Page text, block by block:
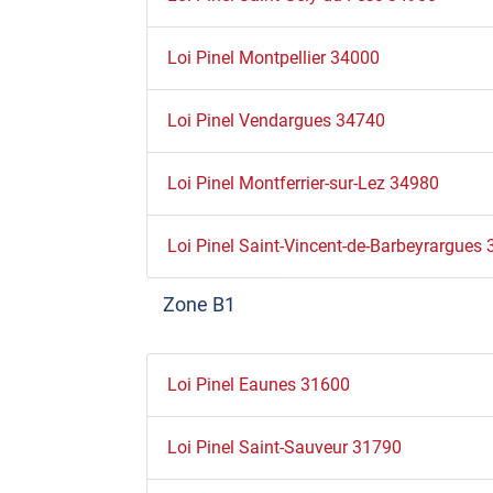
Loi Pinel Montpellier 34000
Loi Pinel Vendargues 34740
Loi Pinel Montferrier-sur-Lez 34980
Loi Pinel Saint-Vincent-de-Barbeyrargues
Zone B1
Loi Pinel Eaunes 31600
Loi Pinel Saint-Sauveur 31790